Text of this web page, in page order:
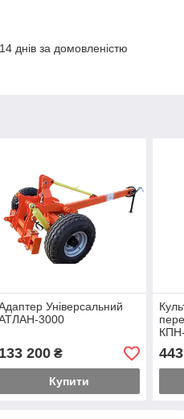
днів за домовленістю
Універсальний
3000
133 200₴
Купити